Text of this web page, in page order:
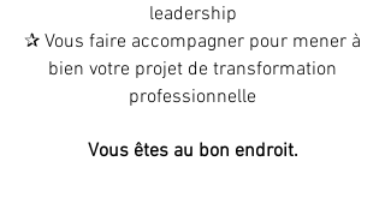
leadership
✰ Vous faire accompagner pour mener à
bien votre projet de transformation
professionnelle
Vous êtes au bon endroit.